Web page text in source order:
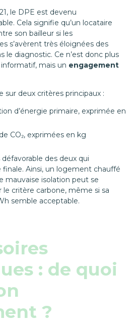
le DPE est devenu
Cela signifie qu’un locataire
son bailleur si les
s’avèrent très éloignées des
le diagnostic. Ce n’est donc plus
mais un engagement
sur deux critères principaux :
d’énergie primaire, exprimée en
CO₂, exprimées en kg
défavorable des deux qui
Ainsi, un logement chauffé
mauvaise isolation peut se
le critère carbone, même si sa
semble acceptable.
: de quoi
?